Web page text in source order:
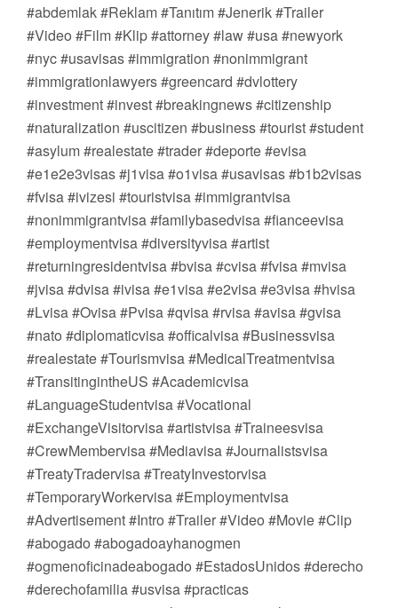
#abdemlak #Reklam #Tanıtım #Jenerik #Trailer
#Video #Film #Klip #attorney #law #usa #newyork
#nyc #usavisas #immigration #nonimmigrant
#immigrationlawyers #greencard #dvlottery
#investment #invest #breakingnews #citizenship
#naturalization #uscitizen #business #tourist #student
#asylum #realestate #trader #deporte #evisa
#e1e2e3visas #j1visa #o1visa #usavisas #b1b2visas
#fvisa #ivizesi #touristvisa #immigrantvisa
#nonimmigrantvisa #familybasedvisa #fianceevisa
#employmentvisa #diversityvisa #artist
#returningresidentvisa #bvisa #cvisa #fvisa #mvisa
#jvisa #dvisa #ivisa #e1visa #e2visa #e3visa #hvisa
#Lvisa #Ovisa #Pvisa #qvisa #rvisa #avisa #gvisa
#nato #diplomaticvisa #officalvisa #Businessvisa
#realestate #Tourismvisa #MedicalTreatmentvisa
#TransitingintheUS #Academicvisa
#LanguageStudentvisa #Vocational
#ExchangeVisitorvisa #artistvisa #Traineesvisa
#CrewMembervisa #Mediavisa #Journalistsvisa
#TreatyTradervisa #TreatyInvestorvisa
#TemporaryWorkervisa #Employmentvisa
#Advertisement #Intro #Trailer #Video #Movie #Clip
#abogado #abogadoayhanogmen
#ogmenoficinadeabogado #EstadosUnidos #derecho
#derechofamilia #usvisa #practicas